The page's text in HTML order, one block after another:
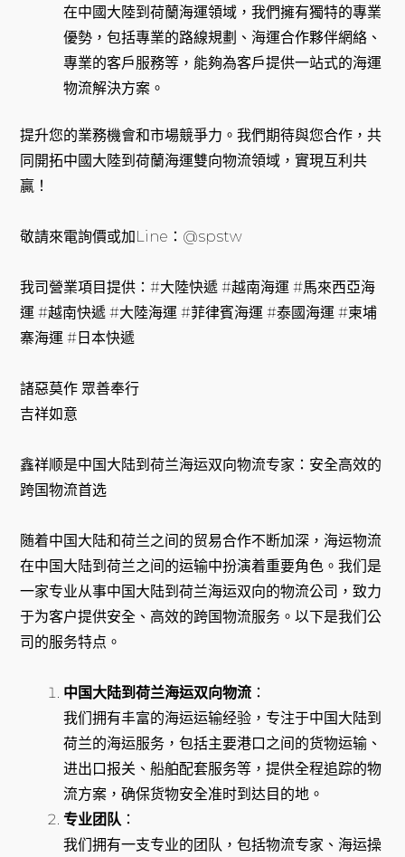
在中國大陸到荷蘭海運領域，我們擁有獨特的專業
優勢，包括專業的路線規劃、海運合作夥伴網絡、
專業的客戶服務等，能夠為客戶提供一站式的海運
物流解決方案。
提升您的業務機會和市場競爭力。我們期待與您合作，共
同開拓中國大陸到荷蘭海運雙向物流領域，實現互利共
贏！
敬請來電詢價或加Line：@spstw
我司營業項目提供：#大陸快遞 #越南海運 #馬來西亞海
運 #越南快遞 #大陸海運 #菲律賓海運 #泰國海運 #柬埔
寨海運 #日本快遞
諸惡莫作 眾善奉行
吉祥如意
鑫祥顺是中国大陆到荷兰海运双向物流专家：安全高效的
跨国物流首选
随着中国大陆和荷兰之间的贸易合作不断加深，海运物流
在中国大陆到荷兰之间的运输中扮演着重要角色。我们是
一家专业从事中国大陆到荷兰海运双向的物流公司，致力
于为客户提供安全、高效的跨国物流服务。以下是我们公
司的服务特点。
中国大陆到荷兰海运双向物流 ：
我们拥有丰富的海运运输经验，专注于中国大陆到
荷兰的海运服务，包括主要港口之间的货物运输、
进出口报关、船舶配套服务等，提供全程追踪的物
流方案，确保货物安全准时到达目的地。
专业团队 ：
我们拥有一支专业的团队，包括物流专家、海运操